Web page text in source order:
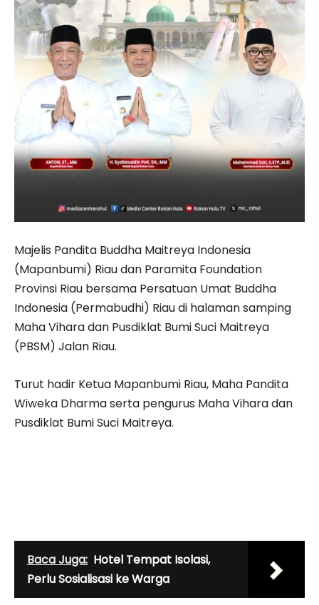
Majelis Pandita Buddha Maitreya Indonesia
(Mapanbumi) Riau dan Paramita Foundation
Provinsi Riau bersama Persatuan Umat Buddha
Indonesia (Permabudhi) Riau di halaman sam­ping
Maha Vihara dan Pusdiklat Bumi Suci Maitreya
(PBSM) Jalan Riau.
Turut hadir Ketua Mapanbumi Riau, Maha Pandita
Wiweka Dharma serta pengurus Maha Vihara dan
Pusdiklat Bumi Suci Maitreya.
Baca Juga: Hotel Tempat Isolasi,
Perlu Sosialisasi ke Warga